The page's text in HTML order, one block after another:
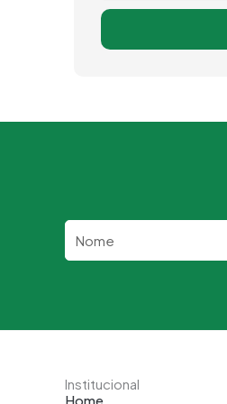
Nome
Institucional
Home